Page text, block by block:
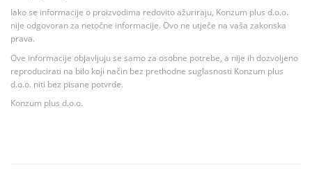
Iako se informacije o proizvodima redovito ažuriraju, Konzum plus d.o.o.
nije odgovoran za netočne informacije. Ovo ne utječe na vaša zakonska
prava.
Ove informacije objavljuju se samo za osobne potrebe, a nije ih dozvoljeno
reproducirati na bilo koji način bez prethodne suglasnosti Konzum plus
d.o.o. niti bez pisane potvrde.
Konzum plus d.o.o.